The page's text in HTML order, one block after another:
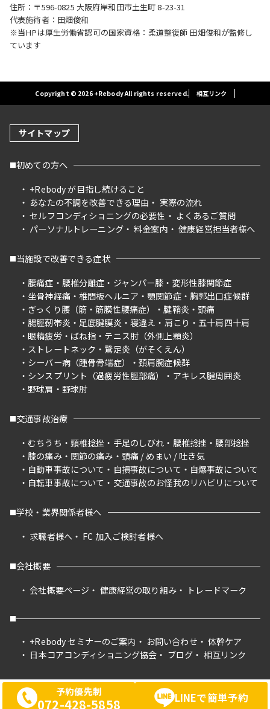
住所：〒596-0825 大阪府岸和田市土生町 8-23-31
代表施術者：田畑俊和
※当HPは厚生労働省認可の国家資格：柔道整復師 田畑俊和が監修し
ています
Copyright © 2026 +Rebody All rights reserved. 相互リンク
予約優先制
072-428-5858 LINEで簡単予約
サイトマップ
初めての方へ
+Rebody が目指し続けること
あなたの不調を改善できる理由
実際の流れ
セルフコンディショニングの必要性
よくあるご質問
パーソナルトレーニング
料金案内 健康経営担当者様へ
当施設で改善できる症状
腰痛症
腰椎分離症 ジャンパー膝
変形性膝関節症
坐骨神経痛
椎間板ヘルニア 顎関節症
胸郭出口症候群
ぎっくり腰（筋・筋膜性腰痛症）
腱鞘炎
頭痛
腸脛靭帯炎
足底腱膜炎 寝違え 肩こり
五十肩四十肩
眼精疲労
ばね指
テニス肘（外側上顆炎）
ストレートネック
鵞足炎（がそくえん）
シーバー病（踵骨骨端症）
頚肩腕症候群
シンスプリント（過疲労性脛部痛）
アキレス腱周囲炎
野球肩
野球肘
交通事故治療
むちうち
頸椎捻挫 手足のしびれ 腰椎捻挫
腰部捻挫
膝の痛み
関節の痛み
頭痛 / めまい / 吐き気
自動車事故について
自損事故について
自爆事故について
自転車事故について
交通事故のお怪我のリハビリについて
学校・業界関係者様へ
求職者様へ
FC 加入ご検討者様へ
会社概要
会社概要ページ
健康経営の取り組み トレードマーク
+Rebody セミナーのご案内 お問い合わせ
体幹ケア
日本コアコンディショニング協会
ブログ 相互リンク